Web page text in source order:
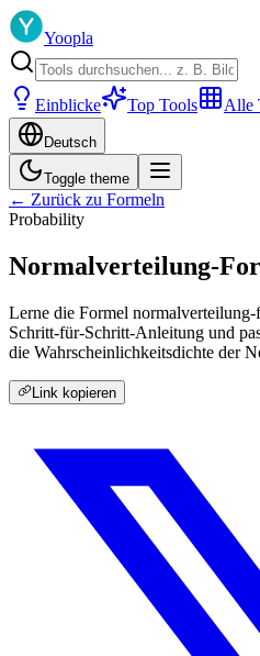
Yoopla
Einblicke Top Tools Alle
Deutsch
Toggle theme
← Zurück zu Formeln
Probability
Normalverteilung-
Lerne die Formel
Schritt-für-Schritt-Anleitung und
die Wahrscheinlichkeitsdichte der
Link kopieren